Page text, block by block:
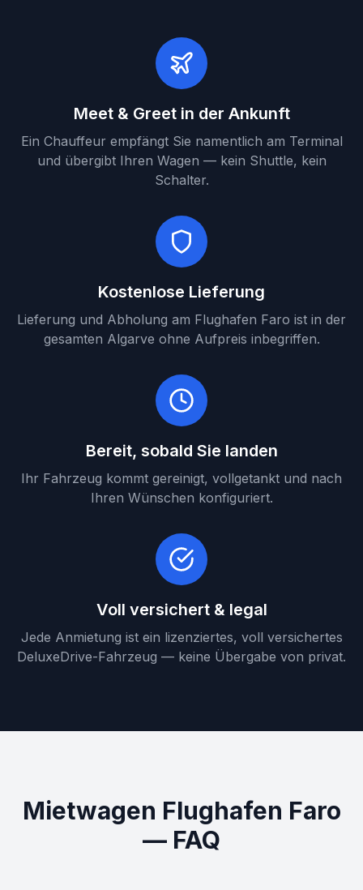
Meet & Greet in der Ankunft
Ein Chauffeur empfängt Sie namentlich am Terminal
und übergibt Ihren Wagen — kein Shuttle, kein
Schalter.
Kostenlose Lieferung
Lieferung und Abholung am Flughafen Faro ist in der
gesamten Algarve ohne Aufpreis inbegriffen.
Bereit, sobald Sie landen
Ihr Fahrzeug kommt gereinigt, vollgetankt und nach
Ihren Wünschen konfiguriert.
Voll versichert & legal
Jede Anmietung ist ein lizenziertes, voll versichertes
DeluxeDrive-Fahrzeug — keine Übergabe von privat.
Mietwagen Flughafen Faro
— FAQ